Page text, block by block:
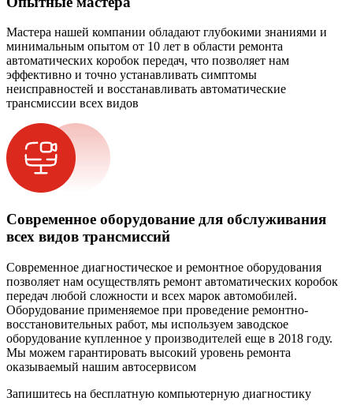
Мастера нашей компании обладают глубокими знаниями и
минимальным опытом от 10 лет в области ремонта
автоматических коробок передач, что позволяет нам
эффективно и точно устанавливать симптомы
неисправностей и восстанавливать автоматические
трансмиссии всех видов
Современное оборудование для обслуживания
всех видов трансмиссий
Современное диагностическое и ремонтное оборудования
позволяет нам осуществлять ремонт автоматических коробок
передач любой сложности и всех марок автомобилей.
Оборудование применяемое при проведение ремонтно-
восстановительных работ, мы используем заводское
оборудование купленное у производителей еще в 2018 году.
Мы можем гарантировать высокий уровень ремонта
оказываемый нашим автосервисом
Запишитесь на бесплатную компьютерную диагностику